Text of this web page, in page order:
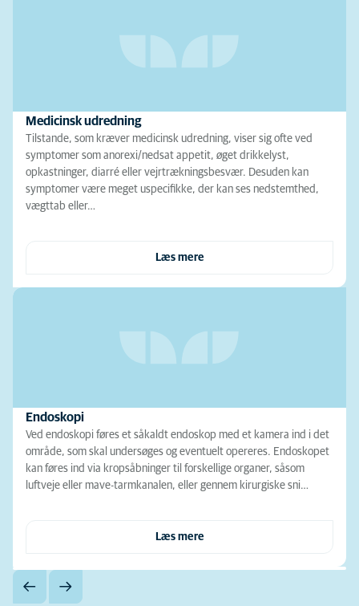
Medicinsk udredning
Tilstande, som kræver medicinsk udredning, viser sig ofte ved
symptomer som anorexi/nedsat appetit, øget drikkelyst,
opkastninger, diarré eller vejrtrækningsbesvær. Desuden kan
symptomer være meget uspecifikke, der kan ses nedstemthed,
vægttab eller…
Læs mere
Endoskopi
Ved endoskopi føres et såkaldt endoskop med et kamera ind i det
område, som skal undersøges og eventuelt opereres. Endoskopet
kan føres ind via kropsåbninger til forskellige organer, såsom
luftveje eller mave-tarmkanalen, eller gennem kirurgiske sni…
Læs mere